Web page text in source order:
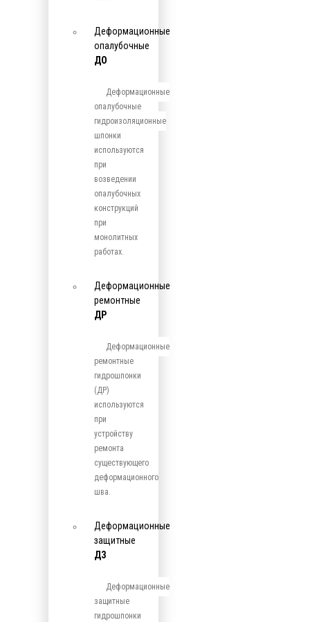
Деформационные
опалубочные
ДО
Деформационные
опалубочные
гидроизоляционные
шпонки
используются
при
возведении
опалубочных
конструкций
при
монолитных
работах.
Деформационные
ремонтные
ДР
Деформационные
ремонтные
гидрошпонки
(ДР)
используются
при
устройству
ремонта
существующего
деформационного
шва.
Деформационные
защитные
ДЗ
Деформационные
защитные
гидрошпонки